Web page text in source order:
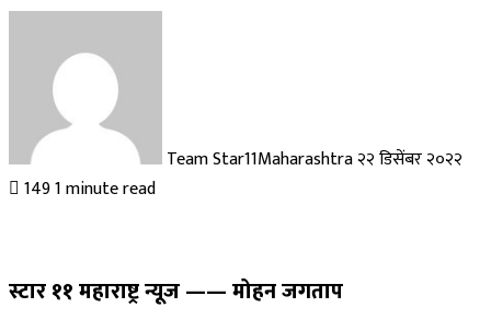
Team Star11Maharashtra२२ डिसेंबर २०२२
1491 minute read
स्टार ११ महाराष्ट्र न्यूज —— मोहन जगताप